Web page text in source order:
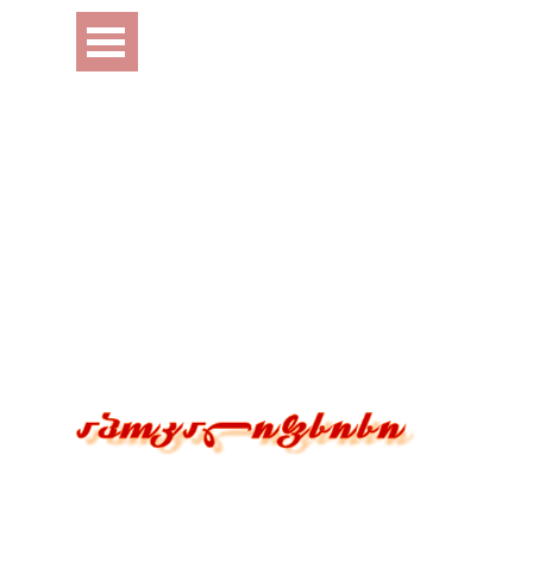
Перейти к контенту
Пропустить меню